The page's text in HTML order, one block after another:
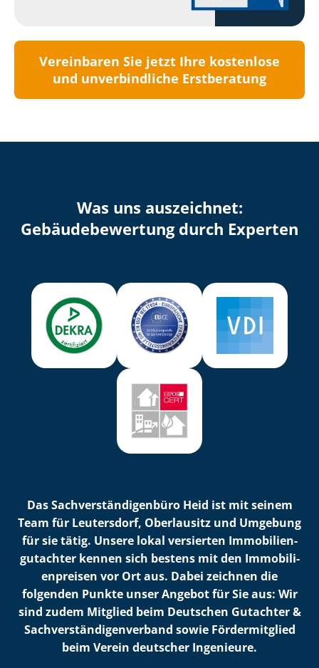
Vereinbaren Sie jetzt Ihre kostenlose
und unverbindliche Erstberatung
Was uns auszeichnet:
Ge­bäu­de­be­wer­tung durch Experten
Das Sach­ver­stän­di­gen­bü­ro Heid ist mit seinem
Team für Leutersdorf, Oberlausitz und Umgebung
für sie tätig. Unsere lokal versierten Im­mo­bi­li­en­
gut­ach­ter kennen sich bestens mit den Im­mo­bi­li­
en­prei­sen vor Ort aus. Dabei zeichnen die
folgenden Punkte unser Angebot für Sie aus: Wir
sind zudem Mitglied beim Deutschen Gutachter &
Sach­ver­stän­di­gen­ver­band sowie Fördermitglied
beim Verein deutscher Ingenieure.